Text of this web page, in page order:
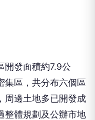
開發面積約7.9公
集區，共分布六個區
周邊土地多已開發成
整體規劃及公辦市地